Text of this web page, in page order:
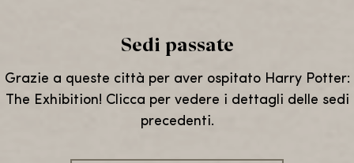
Sedi passate
Grazie a queste città per aver ospitato Harry Potter:
The Exhibition! Clicca per vedere i dettagli delle sedi
precedenti.